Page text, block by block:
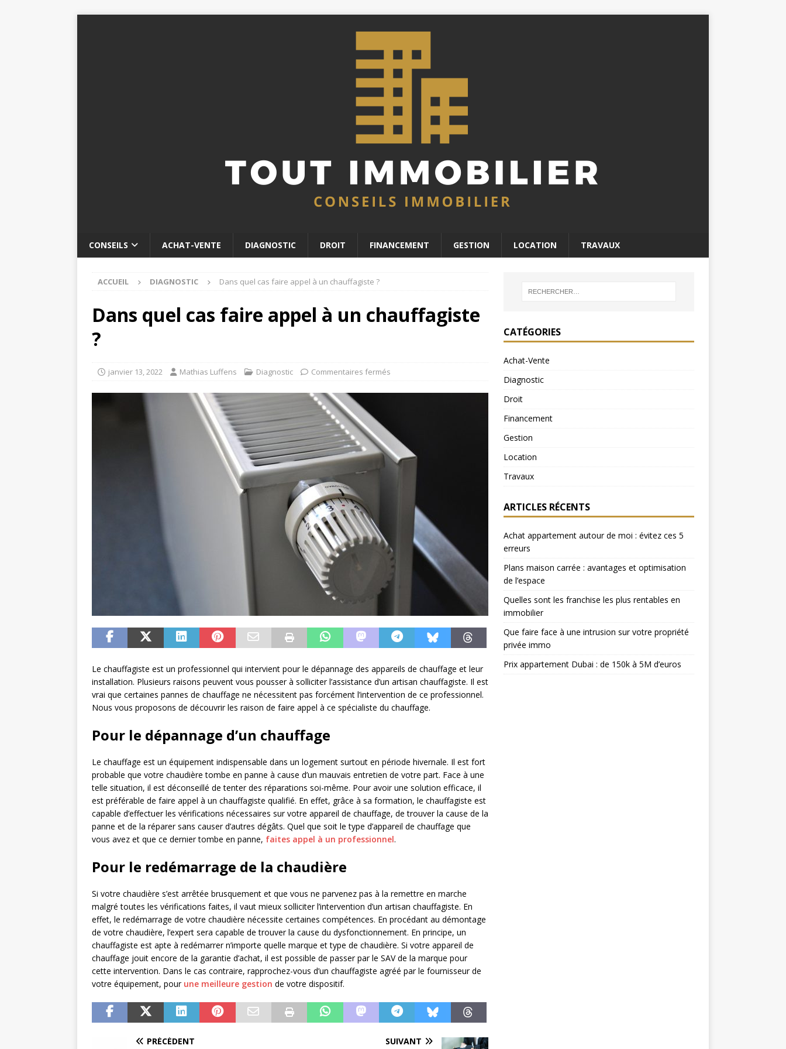
CONSEILS ACHAT-VENTE DIAGNOSTIC DROIT FINANCEMENT GESTION LOCATION TRAVAUX
ACCUEIL DIAGNOSTIC Dans quel cas faire appel à un chauffagiste ?
Dans quel cas faire appel à un chauffagiste
?
janvier 13, 2022 Mathias Luffens Diagnostic Commentaires fermés
Le chauffagiste est un professionnel qui intervient pour le dépannage des appareils de chauffage et leur
installation. Plusieurs raisons peuvent vous pousser à solliciter l’assistance d’un artisan chauffagiste. Il est
vrai que certaines pannes de chauffage ne nécessitent pas forcément l’intervention de ce professionnel.
Nous vous proposons de découvrir les raison de faire appel à ce spécialiste du chauffage.
Pour le dépannage d’un chauffage
Le chauffage est un équipement indispensable dans un logement surtout en période hivernale. Il est fort
probable que votre chaudière tombe en panne à cause d’un mauvais entretien de votre part. Face à une
telle situation, il est déconseillé de tenter des réparations soi-même. Pour avoir une solution efficace, il
est préférable de faire appel à un chauffagiste qualifié. En effet, grâce à sa formation, le chauffagiste est
capable d’effectuer les vérifications nécessaires sur votre appareil de chauffage, de trouver la cause de la
panne et de la réparer sans causer d’autres dégâts. Quel que soit le type d’appareil de chauffage que
vous avez et que ce dernier tombe en panne, faites appel à un professionnel.
Pour le redémarrage de la chaudière
Si votre chaudière s’est arrêtée brusquement et que vous ne parvenez pas à la remettre en marche
malgré toutes les vérifications faites, il vaut mieux solliciter l’intervention d’un artisan chauffagiste. En
effet, le redémarrage de votre chaudière nécessite certaines compétences. En procédant au démontage
de votre chaudière, l’expert sera capable de trouver la cause du dysfonctionnement. En principe, un
chauffagiste est apte à redémarrer n’importe quelle marque et type de chaudière. Si votre appareil de
chauffage jouit encore de la garantie d’achat, il est possible de passer par le SAV de la marque pour
cette intervention. Dans le cas contraire, rapprochez-vous d’un chauffagiste agréé par le fournisseur de
votre équipement, pour une meilleure gestion de votre dispositif.
PRÉCÉDENT SUIVANT
CATÉGORIES
Achat-Vente
Diagnostic
Droit
Financement
Gestion
Location
Travaux
ARTICLES RÉCENTS
Achat appartement autour de moi : évitez ces 5
erreurs
Plans maison carrée : avantages et optimisation
de l’espace
Quelles sont les franchise les plus rentables en
immobilier
Que faire face à une intrusion sur votre propriété
privée immo
Prix appartement Dubai : de 150k à 5M d’euros